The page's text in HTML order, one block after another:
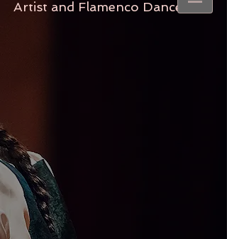
Artist and Flamenco Dancer